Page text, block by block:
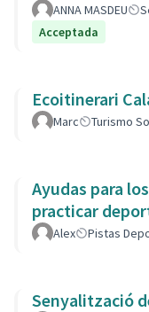
ANNA MASDEU
Acceptada
Ecoitinerari
Marc Turismo
Ayudas para
practicar
Alex Pistas
Senyalització